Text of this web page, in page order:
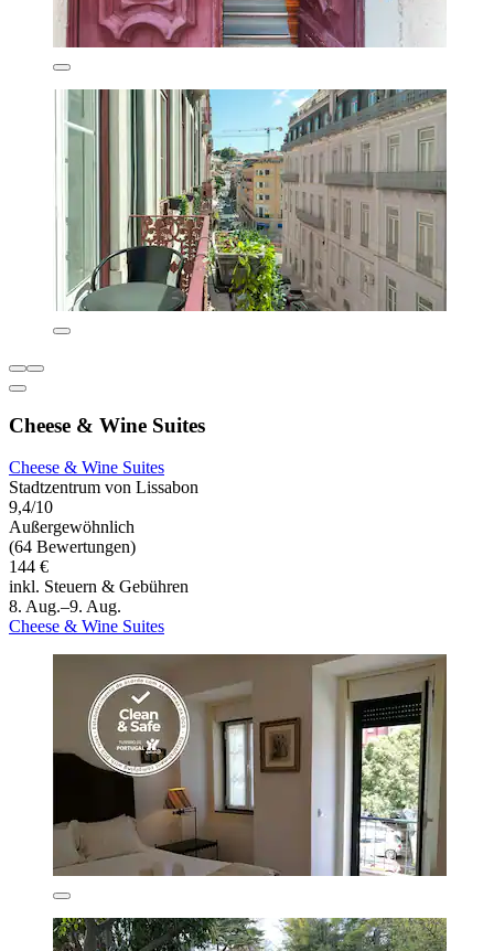
Cheese & Wine Suites
Cheese & Wine Suites
Stadtzentrum von Lissabon
9,4/10
Außergewöhnlich
(64 Bewertungen)
144 €
inkl. Steuern & Gebühren
8. Aug.–9. Aug.
Cheese & Wine Suites